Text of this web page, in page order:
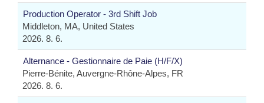
Production Operator - 3rd Shift Job
Middleton, MA, United States
2026. 8. 6.
Alternance - Gestionnaire de Paie (H/F/X)
Pierre-Bénite, Auvergne-Rhône-Alpes, FR
2026. 8. 6.